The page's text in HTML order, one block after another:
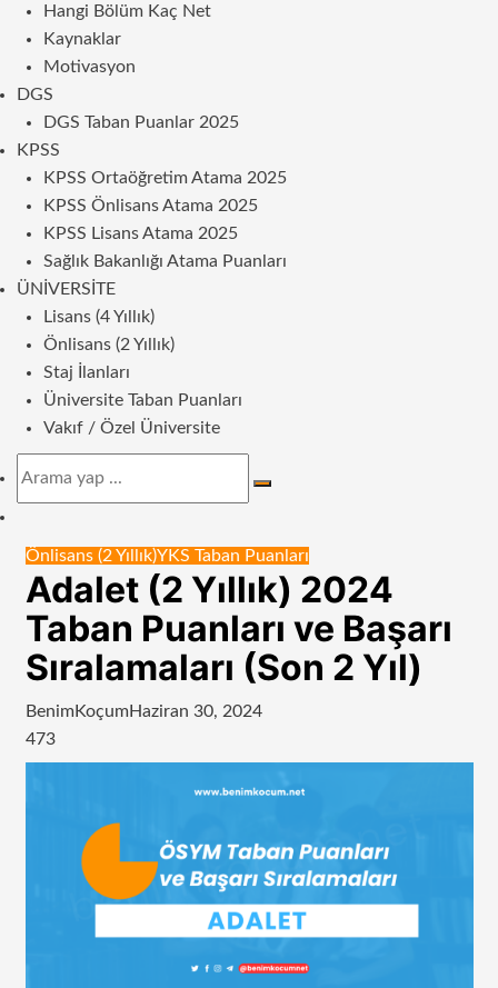
Hangi Bölüm Kaç Net
Kaynaklar
Motivasyon
DGS
DGS Taban Puanlar 2025
KPSS
KPSS Ortaöğretim Atama 2025
KPSS Önlisans Atama 2025
KPSS Lisans Atama 2025
Sağlık Bakanlığı Atama Puanları
ÜNIVERSITE
Lisans (4 Yıllık)
Önlisans (2 Yıllık)
Staj İlanları
Üniversite Taban Puanları
Vakıf / Özel Üniversite
Arama
görünümü
Önlisans (2 Yıllık)YKS Taban Puanları
Adalet (2 Yıllık) 2024
Taban Puanları ve Başarı
Sıralamaları (Son 2 Yıl)
BenimKoçumHaziran 30, 2024
473